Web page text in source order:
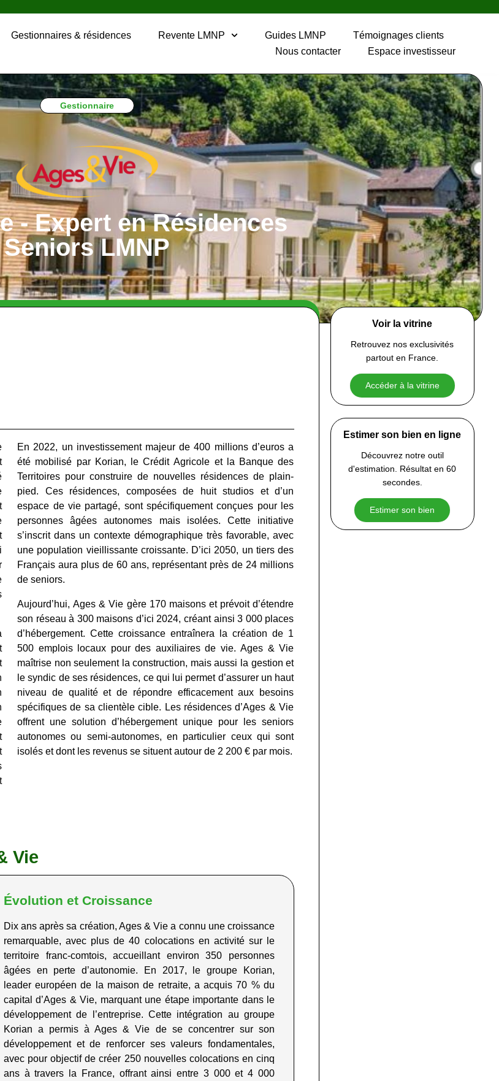
Gestionnaires & résidences Revente LMNP Guides LMNP
Témoignages clients
Nous contacter
Espace investisseur
Gestionnaire
- Expert en Résidences
Seniors LMNP
En 2022, un investissement majeur de 400 millions d’euros a
été mobilisé par Korian, le Crédit Agricole et la Banque des
Territoires pour construire de nouvelles résidences de plain-
pied. Ces résidences, composées de huit studios et d’un
espace de vie partagé, sont spécifiquement conçues pour les
personnes âgées autonomes mais isolées. Cette initiative
s’inscrit dans un contexte démographique très favorable, avec
une population vieillissante croissante. D’ici 2050, un tiers des
Français aura plus de 60 ans, représentant près de 24 millions
de seniors.
Aujourd’hui, Ages & Vie gère 170 maisons et prévoit d’étendre
son réseau à 300 maisons d’ici 2024, créant ainsi 3 000 places
d’hébergement. Cette croissance entraînera la création de 1
500 emplois locaux pour des auxiliaires de vie. Ages & Vie
maîtrise non seulement la construction, mais aussi la gestion et
le syndic de ses résidences, ce qui lui permet d’assurer un haut
niveau de qualité et de répondre efficacement aux besoins
spécifiques de sa clientèle cible. Les résidences d’Ages & Vie
offrent une solution d’hébergement unique pour les seniors
autonomes ou semi-autonomes, en particulier ceux qui sont
isolés et dont les revenus se situent autour de 2 200 € par mois.
Vie
Évolution et Croissance
Dix ans après sa création, Ages & Vie a connu une croissance
remarquable, avec plus de 40 colocations en activité sur le
territoire franc-comtois, accueillant environ 350 personnes
âgées en perte d’autonomie. En 2017, le groupe Korian,
leader européen de la maison de retraite, a acquis 70 % du
capital d’Ages & Vie, marquant une étape importante dans le
développement de l’entreprise. Cette intégration au groupe
Korian a permis à Ages & Vie de se concentrer sur son
développement et de renforcer ses valeurs fondamentales,
avec pour objectif de créer 250 nouvelles colocations en cinq
ans à travers la France, offrant ainsi entre 3 000 et 4 000
Voir la vitrine
Retrouvez nos exclusivités
partout en France.
Accéder à la vitrine
Estimer son bien en ligne
Découvrez notre outil
d'estimation. Résultat en 60
secondes.
Estimer son bien